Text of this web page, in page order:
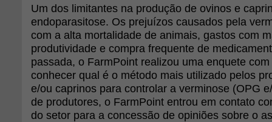
Um dos limitantes na produção de ovinos e
endoparasitose. Os prejuízos causados pela
com a alta mortalidade de animais, gastos com
produtividade e compra frequente de
passada, o FarmPoint realizou uma enquete
conhecer qual é o método mais utilizado pelos
e/ou caprinos para controlar a verminose (OPG
de produtores, o FarmPoint entrou em contato
do setor para a concessão de opiniões sobre o